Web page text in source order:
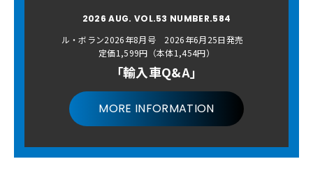
2026 AUG. VOL.53 NUMBER.584
ル・ボラン2026年8月号 2026年6月25日発売
定価1,599円（本体1,454円）
「輸入車Q&A」
MORE INFORMATION